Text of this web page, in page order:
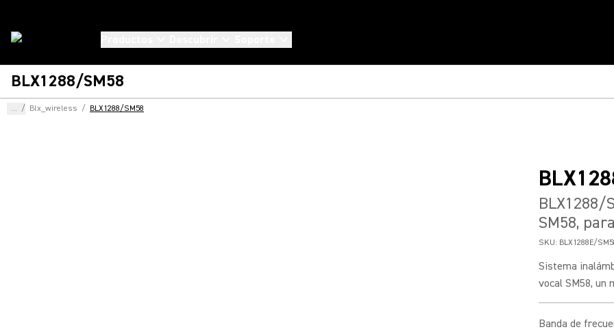
BLX1288/SM58
... / Blx_wireless / BLX1288/SM58
BLX1288/
SM58,
SKU: BLX1288E/
Sistema
vocal SM58, un
Banda de